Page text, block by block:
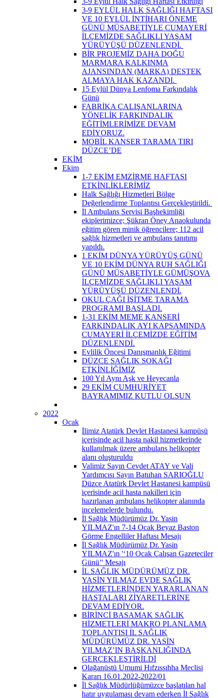
3-9 EYLÜL HALK SAĞLIĞI HAFTASI
VE 10 EYLÜL İNTİHARI ÖNEME
GÜNÜ MÜSABETİYLE CUMAYERİ
İLÇEMİZDE SAĞLIKLI YAŞAM
YÜRÜYÜŞÜ DÜZENLENDİ. ​
BİR PROJEMİZ DAHA DOĞU
MARMARA KALKINMA
AJANSINDAN (MARKA) DESTEK
ALMAYA HAK KAZANDI. ​
15 Eylül Dünya Lenfoma Farkındalık
Günü
FABRİKA ÇALIŞANLARINA
YÖNELİK FARKINDALIK
EĞİTİMLERİMİZE DEVAM
EDİYORUZ.
MOBİL KANSER TARAMA TIRI
DÜZCE’DE
EKİM
Ekim
1-7 EKİM EMZİRME HAFTASI
ETKİNLİKLERİMİZ
Halk Sağlığı Hizmetleri Bölge
Değerlendirme Toplantısı Gerçekleştirildi. ​
İl Ambulans Servisi Başhekimliği
ekiplerimizce; Şükran Öney Anaokulunda
eğitim gören minik öğrencilere; 112 acil
sağlık hizmetleri ve ambulans tanıtımı
yapıldı.
1 EKİM DÜNYA YÜRÜYÜŞ GÜNÜ
VE 10 EKİM DÜNYA RUH SAĞLIĞI
GÜNÜ MÜSABETİYLE GÜMÜŞOVA
İLÇEMİZDE SAĞLIKLI YAŞAM
YÜRÜYÜŞÜ DÜZENLENDİ.
OKUL ÇAĞI İŞİTME TARAMA
PROGRAMI BAŞLADI.
1-31 EKİM MEME KANSERİ
FARKINDALIK AYI KAPSAMINDA
CUMAYERİ İLÇEMİZDE EĞİTİM
DÜZENLENDİ.
Evlilik Öncesi Danışmanlık Eğitimi
DÜZCE SAĞLIK SOKAĞI
ETKİNLİĞİMİZ
100 Yıl Aynı Aşk ve Heyecanla
29 EKİM CUMHURİYET
BAYRAMIMIZ KUTLU OLSUN
2022
Ocak
İlimiz Atatürk Devlet Hastanesi kampüsü
içerisinde acil hasta nakil hizmetlerinde
kullanılmak üzere ambulans helikopter
alanı oluşturuldu
Valimiz Sayın Cevdet ATAY ve Vali
Yardımcısı Sayın Batuhan SARIOĞLU
Düzce Atatürk Devlet Hastanesi kampüsü
içerisinde acil hasta nakilleri için
hazırlanan ambulans helikopter alanında
incelemelerde bulundu.
İl Sağlık Müdürümüz Dr. Yasin
YILMAZ'ın 7-14 Ocak Beyaz Baston
Görme Engelliler Haftası Mesajı
İl Sağlık Müdürümüz Dr. Yasin
YILMAZ'ın '‘10 Ocak Çalışan Gazeteciler
Günü’' Mesajı
İL SAĞLIK MÜDÜRÜMÜZ DR.
YASİN YILMAZ EVDE SAĞLIK
HİZMETLERİNDEN YARARLANAN
HASTALARI ZİYARETLERİNE
DEVAM EDİYOR.
BİRİNCİ BASAMAK SAĞLIK
HİZMETLERİ MAKRO PLANLAMA
TOPLANTISI İL SAĞLIK
MÜDÜRÜMÜZ DR. YASİN
YILMAZ’IN BAŞKANLIĞINDA
GERÇEKLEŞTİRİLDİ
Olağanüstü Umumi Hıfzıssıhha Meclisi
Kararı 16.01.2022-2022/01
İl Sağlık Müdürlüğümüzce başlatılan hal
hatır uygulaması devam ederken İl Sağlık